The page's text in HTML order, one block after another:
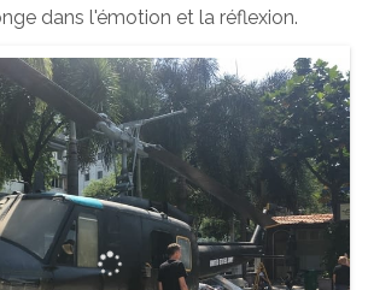
dans l'émotion et la réflexion.